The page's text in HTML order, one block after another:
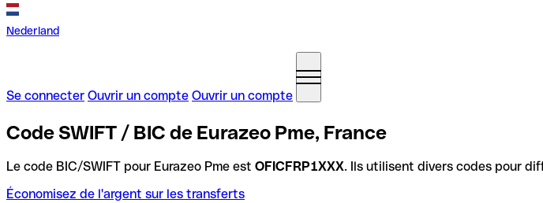
Nederland
Se connecter Ouvrir un compte Ouvrir un compte
Code SWIFT / BIC de Eurazeo Pme, France
Le code BIC/SWIFT pour Eurazeo Pme est OFICFRP1XXX. Ils utilisent divers codes pour
Économisez de l'argent sur les transferts